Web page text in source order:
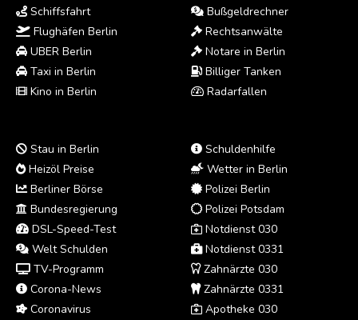
Schiffsfahrt
Flughäfen Berlin
UBER Berlin
Taxi in Berlin
Kino in Berlin
Bußgeldrechner
Rechtsanwälte
Notare in Berlin
Billiger Tanken
Radarfallen
Stau in Berlin
Heizöl Preise
Berliner Börse
Bundesregierung
DSL-Speed-Test
Welt Schulden
TV-Programm
Corona-News
Coronavirus
Schuldenhilfe
Wetter in Berlin
Polizei Berlin
Polizei Potsdam
Notdienst 030
Notdienst 0331
Zahnärzte 030
Zahnärzte 0331
Apotheke 030